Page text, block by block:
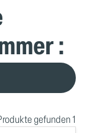
:
gefunden 1